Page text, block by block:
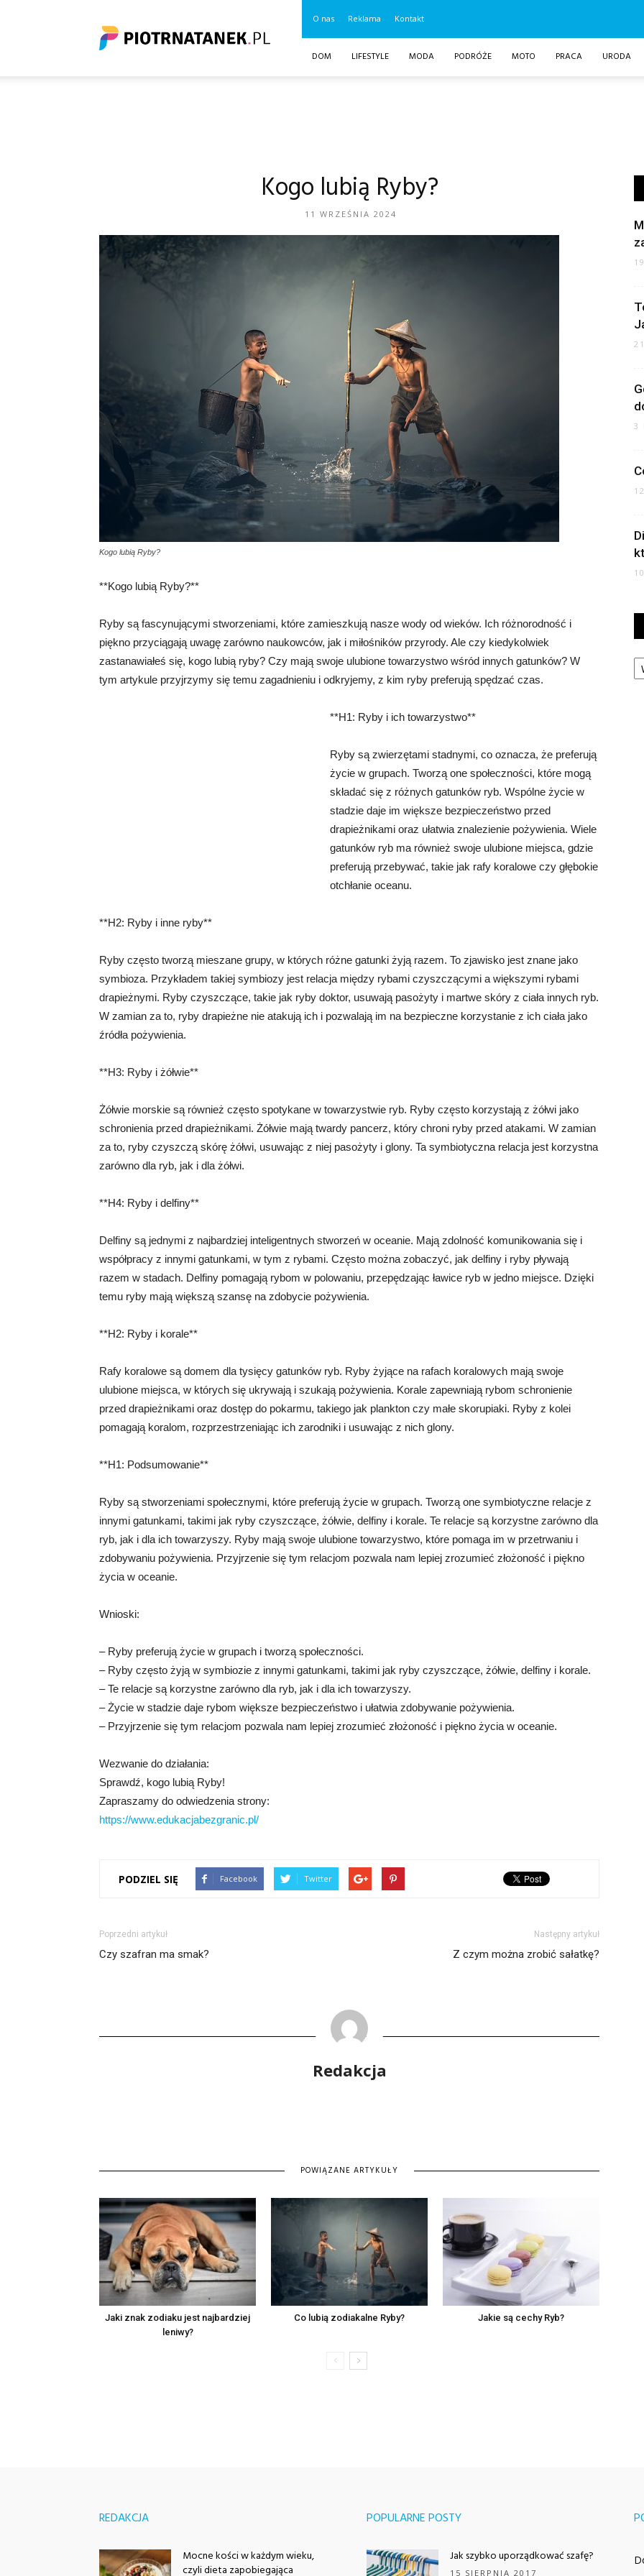
O nas Reklama Kontakt
DOM LIFESTYLE MODA PODRÓŻE MOTO PRACA URODA
Kogo lubią Ryby?
11 WRZEŚNIA 2024
Kogo lubią Ryby?
**Kogo lubią Ryby?**
Ryby są fascynującymi stworzeniami, które zamieszkują nasze wody od wieków. Ich różnorodność i
piękno przyciągają uwagę zarówno naukowców, jak i miłośników przyrody. Ale czy kiedykolwiek
zastanawiałeś się, kogo lubią ryby? Czy mają swoje ulubione towarzystwo wśród innych gatunków? W
tym artykule przyjrzymy się temu zagadnieniu i odkryjemy, z kim ryby preferują spędzać czas.
**H1: Ryby i ich towarzystwo**
Ryby są zwierzętami stadnymi, co oznacza, że preferują
życie w grupach. Tworzą one społeczności, które mogą
składać się z różnych gatunków ryb. Wspólne życie w
stadzie daje im większe bezpieczeństwo przed
drapieżnikami oraz ułatwia znalezienie pożywienia. Wiele
gatunków ryb ma również swoje ulubione miejsca, gdzie
preferują przebywać, takie jak rafy koralowe czy głębokie
otchłanie oceanu.
**H2: Ryby i inne ryby**
Ryby często tworzą mieszane grupy, w których różne gatunki żyją razem. To zjawisko jest znane jako
symbioza. Przykładem takiej symbiozy jest relacja między rybami czyszczącymi a większymi rybami
drapieżnymi. Ryby czyszczące, takie jak ryby doktor, usuwają pasożyty i martwe skóry z ciała innych ryb.
W zamian za to, ryby drapieżne nie atakują ich i pozwalają im na bezpieczne korzystanie z ich ciała jako
źródła pożywienia.
**H3: Ryby i żółwie**
Żółwie morskie są również często spotykane w towarzystwie ryb. Ryby często korzystają z żółwi jako
schronienia przed drapieżnikami. Żółwie mają twardy pancerz, który chroni ryby przed atakami. W zamian
za to, ryby czyszczą skórę żółwi, usuwając z niej pasożyty i glony. Ta symbiotyczna relacja jest korzystna
zarówno dla ryb, jak i dla żółwi.
**H4: Ryby i delfiny**
Delfiny są jednymi z najbardziej inteligentnych stworzeń w oceanie. Mają zdolność komunikowania się i
współpracy z innymi gatunkami, w tym z rybami. Często można zobaczyć, jak delfiny i ryby pływają
razem w stadach. Delfiny pomagają rybom w polowaniu, przepędzając ławice ryb w jedno miejsce. Dzięki
temu ryby mają większą szansę na zdobycie pożywienia.
**H2: Ryby i korale**
Rafy koralowe są domem dla tysięcy gatunków ryb. Ryby żyjące na rafach koralowych mają swoje
ulubione miejsca, w których się ukrywają i szukają pożywienia. Korale zapewniają rybom schronienie
przed drapieżnikami oraz dostęp do pokarmu, takiego jak plankton czy małe skorupiaki. Ryby z kolei
pomagają koralom, rozprzestrzeniając ich zarodniki i usuwając z nich glony.
**H1: Podsumowanie**
Ryby są stworzeniami społecznymi, które preferują życie w grupach. Tworzą one symbiotyczne relacje z
innymi gatunkami, takimi jak ryby czyszczące, żółwie, delfiny i korale. Te relacje są korzystne zarówno dla
ryb, jak i dla ich towarzyszy. Ryby mają swoje ulubione towarzystwo, które pomaga im w przetrwaniu i
zdobywaniu pożywienia. Przyjrzenie się tym relacjom pozwala nam lepiej zrozumieć złożoność i piękno
życia w oceanie.
Wnioski:
– Ryby preferują życie w grupach i tworzą społeczności.
– Ryby często żyją w symbiozie z innymi gatunkami, takimi jak ryby czyszczące, żółwie, delfiny i korale.
– Te relacje są korzystne zarówno dla ryb, jak i dla ich towarzyszy.
– Życie w stadzie daje rybom większe bezpieczeństwo i ułatwia zdobywanie pożywienia.
– Przyjrzenie się tym relacjom pozwala nam lepiej zrozumieć złożoność i piękno życia w oceanie.
Wezwanie do działania:
Sprawdź, kogo lubią Ryby!
Zapraszamy do odwiedzenia strony:
https://www.edukacjabezgranic.pl/
PODZIEL SIĘ Facebook Twitter
Poprzedni artykuł
Czy szafran ma smak?
Następny artykuł
Z czym można zrobić sałatkę?
Redakcja
POWIĄZANE ARTYKUŁY
Jaki znak zodiaku jest najbardziej
leniwy?
Co lubią zodiakalne Ryby? Jakie są cechy Ryb?
3
REDAKCJA
Mocne kości w każdym wieku,
czyli dieta zapobiegająca
POPULARNE POSTY
Jak szybko uporządkować szafę?
15 SIERPNIA 2017